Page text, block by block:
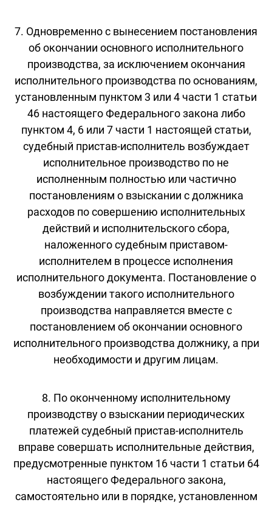
7. Одновременно с вынесением постановления
об окончании основного исполнительного
производства, за исключением окончания
исполнительного производства по основаниям,
установленным пунктом 3 или 4 части 1 статьи
46 настоящего Федерального закона либо
пунктом 4, 6 или 7 части 1 настоящей статьи,
судебный пристав-исполнитель возбуждает
исполнительное производство по не
исполненным полностью или частично
постановлениям о взыскании с должника
расходов по совершению исполнительных
действий и исполнительского сбора,
наложенного судебным приставом-
исполнителем в процессе исполнения
исполнительного документа. Постановление о
возбуждении такого исполнительного
производства направляется вместе с
постановлением об окончании основного
исполнительного производства должнику, а при
необходимости и другим лицам.
8. По оконченному исполнительному
производству о взыскании периодических
платежей судебный пристав-исполнитель
вправе совершать исполнительные действия,
предусмотренные пунктом 16 части 1 статьи 64
настоящего Федерального закона,
самостоятельно или в порядке, установленном